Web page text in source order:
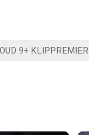
9+ KLIPPREMIER